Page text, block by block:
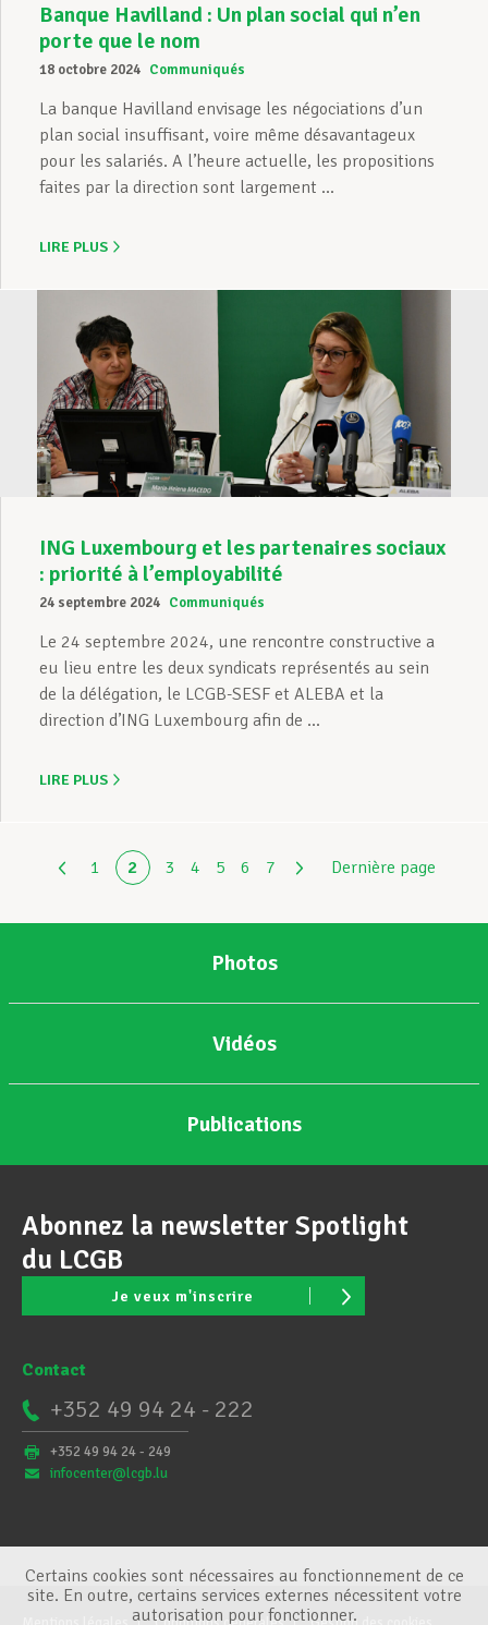
Banque Havilland : Un plan social qui n’en
porte que le nom
18 octobre 2024 Communiqués
La banque Havilland envisage les négociations d’un
plan social insuffisant, voire même désavantageux
pour les salariés. A l’heure actuelle, les propositions
faites par la direction sont largement ...
LIRE PLUS
ING Luxembourg et les partenaires sociaux
: priorité à l’employabilité
24 septembre 2024 Communiqués
Le 24 septembre 2024, une rencontre constructive a
eu lieu entre les deux syndicats représentés au sein
de la délégation, le LCGB-SESF et ALEBA et la
direction d’ING Luxembourg afin de ...
LIRE PLUS
1 2 3 4 5 6 7 Dernière page
Photos
Vidéos
Publications
Abonnez la newsletter Spotlight
du LCGB
Je veux m'inscrire
Contact
+352 49 94 24 - 222
+352 49 94 24 - 249
infocenter@lcgb.lu
Certains cookies sont nécessaires au fonctionnement de ce
site. En outre, certains services externes nécessitent votre
autorisation pour fonctionner.